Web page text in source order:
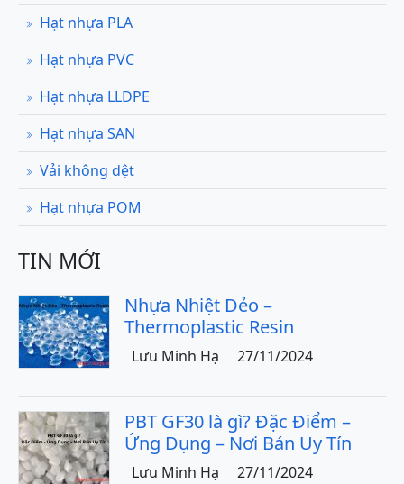
Hạt nhựa PLA
Hạt nhựa PVC
Hạt nhựa LLDPE
Hạt nhựa SAN
Vải không dệt
Hạt nhựa POM
TIN MỚI
Nhựa Nhiệt Dẻo –
Thermoplastic Resin
Lưu Minh Hạ 27/11/2024
PBT GF30 là gì? Đặc Điểm –
Ứng Dụng – Nơi Bán Uy Tín
Lưu Minh Hạ 27/11/2024